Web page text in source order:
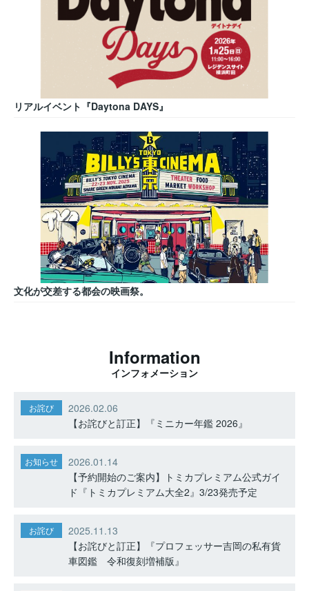
リアルイベント『Daytona DAYS』
文化が交差する都会の映画祭。
Information
インフォメーション
お詫び
2026.02.06
【お詫びと訂正】『ミニカー年鑑 2026』
お知らせ
2026.01.14
【予約開始のご案内】トミカプレミアム公式ガイ
ド『トミカプレミアム大全2』3/23発売予定
お詫び
2025.11.13
【お詫びと訂正】『プロフェッサー吉岡の私有貨
車図鑑 令和復刻増補版』